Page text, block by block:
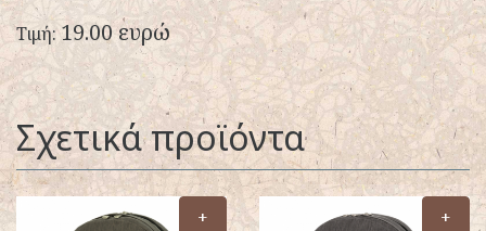
Τιμή:19.00 ευρώ
Σχετικά προϊόντα
+ +